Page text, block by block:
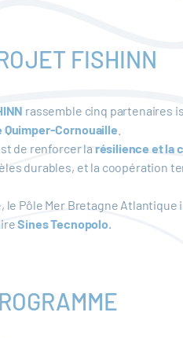
FISHINN
rassemble cinq partenaires
Quimper-Cornouaille
de renforcer la résilience et la
durables, et la coopération
le Pôle Mer Bretagne
Sines Tecnopolo.